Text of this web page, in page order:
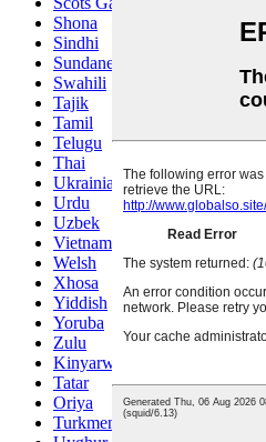
Shona
Sindhi
Sundanese
Swahili
Tajik
Tamil
Telugu
Thai
Ukrainian
Urdu
Uzbek
Vietnamese
Welsh
Xhosa
Yiddish
Yoruba
Zulu
Kinyarwanda
Tatar
Oriya
Turkmen